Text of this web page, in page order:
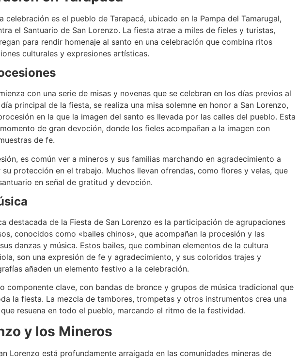
celebración es el pueblo de Tarapacá, ubicado en la Pampa del Tamarugal,
el Santuario de San Lorenzo. La fiesta atrae a miles de fieles y turistas,
para rendir homenaje al santo en una celebración que combina ritos
culturales y expresiones artísticas.
con una serie de misas y novenas que se celebran en los días previos al
principal de la fiesta, se realiza una misa solemne en honor a San Lorenzo,
en la que la imagen del santo es llevada por las calles del pueblo. Esta
de gran devoción, donde los fieles acompañan a la imagen con
de fe.
es común ver a mineros y sus familias marchando en agradecimiento a
su protección en el trabajo. Muchos llevan ofrendas, como flores y velas, que
en señal de gratitud y devoción.
destacada de la Fiesta de San Lorenzo es la participación de agrupaciones
conocidos como «bailes chinos», que acompañan la procesión y las
danzas y música. Estos bailes, que combinan elementos de la cultura
son una expresión de fe y agradecimiento, y sus coloridos trajes y
añaden un elemento festivo a la celebración.
componente clave, con bandas de bronce y grupos de música tradicional que
la fiesta. La mezcla de tambores, trompetas y otros instrumentos crea una
resuena en todo el pueblo, marcando el ritmo de la festividad.
y los Mineros
Lorenzo está profundamente arraigada en las comunidades mineras de